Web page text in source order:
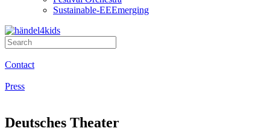
Sustainable-EEEmerging
Contact
Press
Deutsches Theater